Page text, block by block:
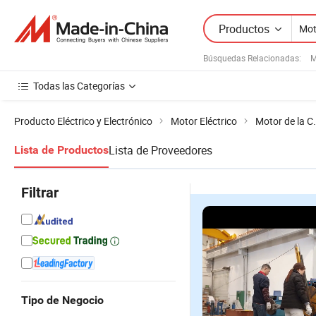
Productos
Búsquedas Relacionadas:
Todas las Categorías
Producto Eléctrico y Electrónico Motor Eléctrico Motor de la
Lista de ProductosLista de Proveedores
Filtrar
Tipo de Negocio